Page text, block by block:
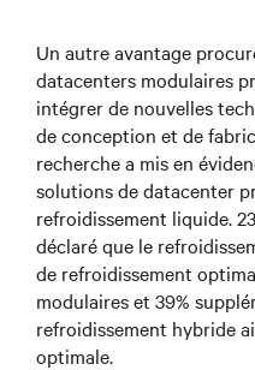
Un autre avantage
datacenters modulaires
intégrer de nouvelles
de conception et de
recherche a mis en
solutions de datacenter
refroidissement liquide.
déclaré que le
de refroidissement
modulaires et 39%
refroidissement hybride
optimale.